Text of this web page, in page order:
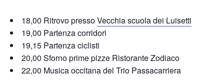
18,00 Ritrovo pressoVecchia scuola dei Luisetti
19,00 Partenza corridori
19,15 Partenza ciclisti
20,00 Sforno prime pizze Ristorante Zodiaco
22,00 Musica occitana del Trio Passacarriera